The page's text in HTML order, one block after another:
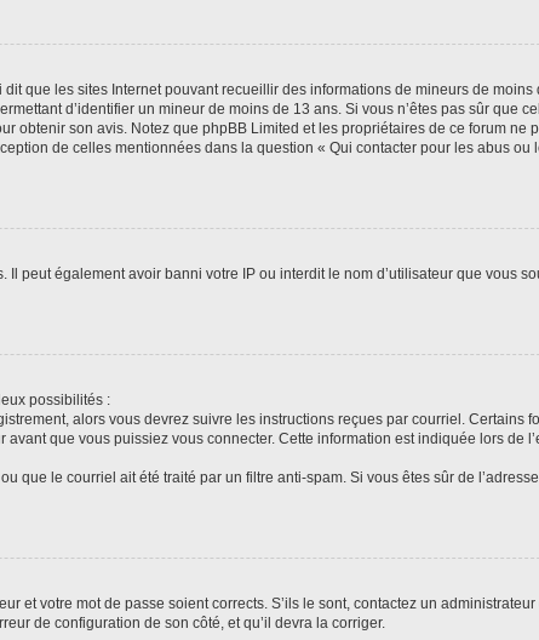
que les sites Internet pouvant recueillir des informations de mineurs de moins
d’identifier un mineur de moins de 13 ans. Si vous n’êtes pas sûr que
obtenir son avis. Notez que phpBB Limited et les propriétaires de ce forum ne
de celles mentionnées dans la question « Qui contacter pour les abus
peut également avoir banni votre IP ou interdit le nom d’utilisateur que vous
possibilités :
alors vous devrez suivre les instructions reçues par courriel. Certains
que vous puissiez vous connecter. Cette information est indiquée lors de
que le courriel ait été traité par un filtre anti-spam. Si vous êtes sûr de
et votre mot de passe soient corrects. S’ils le sont, contactez un
de configuration de son côté, et qu’il devra la corriger.